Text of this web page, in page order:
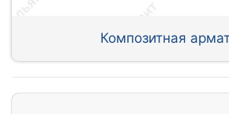
Композитная